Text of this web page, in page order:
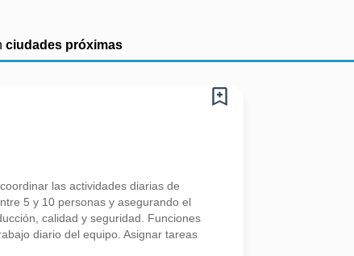
ciudades próximas
las actividades diarias de
5 y 10 personas y asegurando el
calidad y seguridad. Funciones
diario del equipo. Asignar tareas